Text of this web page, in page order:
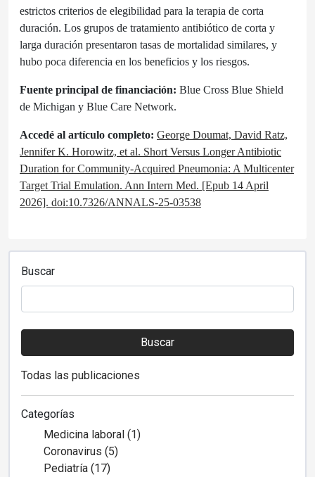
estrictos criterios de elegibilidad para la terapia de corta
duración. Los grupos de tratamiento antibiótico de corta y
larga duración presentaron tasas de mortalidad similares, y
hubo poca diferencia en los beneficios y los riesgos.
Fuente principal de financiación: Blue Cross Blue Shield
de Michigan y Blue Care Network.
Accedé al artículo completo: George Doumat, David Ratz,
Jennifer K. Horowitz, et al. Short Versus Longer Antibiotic
Duration for Community-Acquired Pneumonia: A Multicenter
Target Trial Emulation. Ann Intern Med. [Epub 14 April
2026]. doi:10.7326/ANNALS-25-03538
Buscar
Buscar
Todas las publicaciones
Categorías
Medicina laboral (1)
Coronavirus (5)
Pediatría (17)